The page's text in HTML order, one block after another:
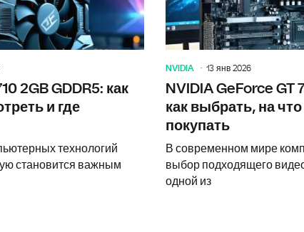
2GB GDDR5: как
и где
технологий
становится важным
NVIDIA 13 янв 2026
NVIDIA GeForce GT
как выбрать, на
покупать
В современном мире
выбор подходящего
одной из